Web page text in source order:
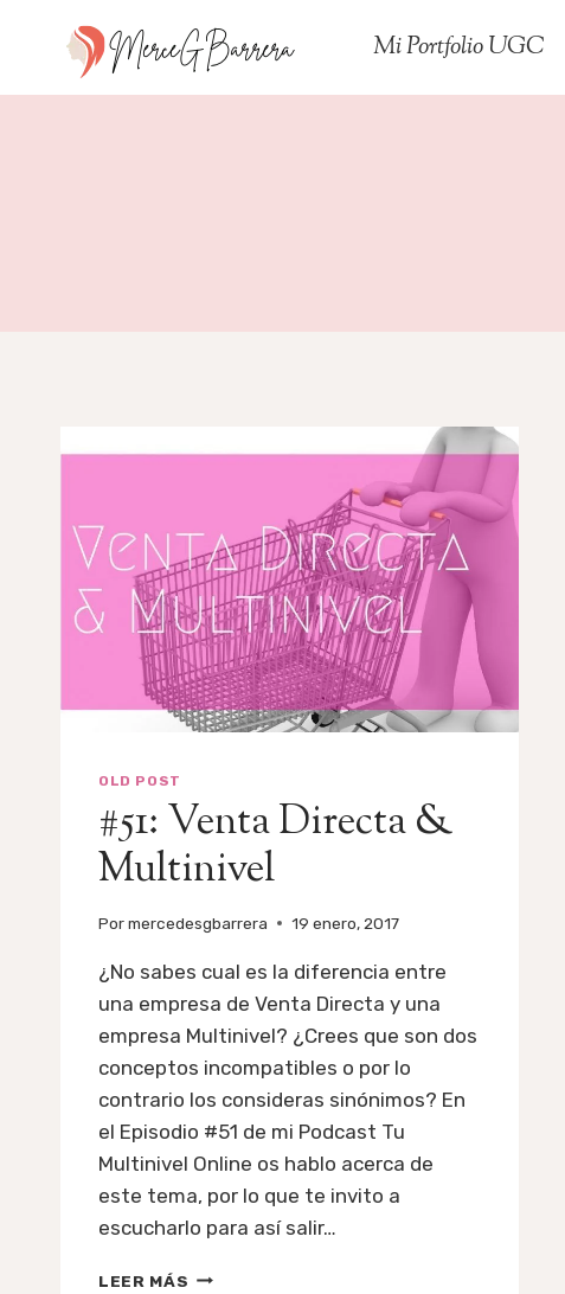
contenido
Mi Portfolio UGC
OLD POST
#51: Venta Directa &
Multinivel
Pormercedesgbarrera 19 enero, 2017
¿No sabes cual es la diferencia entre
una empresa de Venta Directa y una
empresa Multinivel? ¿Crees que son dos
conceptos incompatibles o por lo
contrario los consideras sinónimos? En
el Episodio #51 de mi Podcast Tu
Multinivel Online os hablo acerca de
este tema, por lo que te invito a
escucharlo para así salir…
LEER MÁS #51: